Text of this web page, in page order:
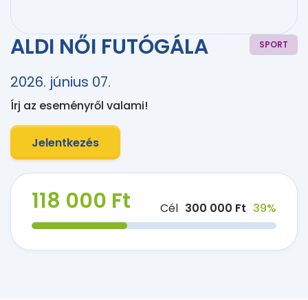
ALDI NŐI FUTÓGÁLA
2026. június 07.
SPORT
Írj az eseményről valami!
Jelentkezés
118 000 Ft Cél 300 000 Ft 39%